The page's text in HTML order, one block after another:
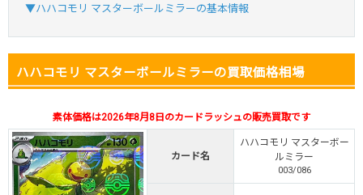
オリパスタジアム
・atone・ペイディ対応！
・新規登録で6種類アド確解禁
オリパスタジアム公式はこちら ＞
・新規登録で無料100連できる！
▼ハハコモリ マスターボールミラーの基本情報
ハハコモリ マスターボールミラーの買取価格相場
素体価格は2026年8月8日のカードラッシュの販売買取です
カード名
ハハコモリ マスターボー
ルミラー
003/086